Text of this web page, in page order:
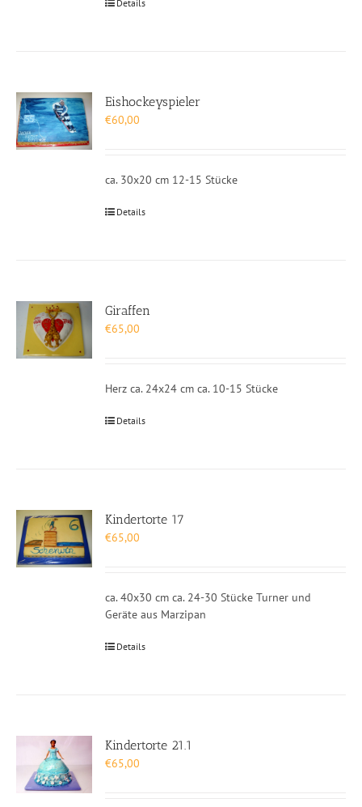
Details
Eishockeyspieler
€60,00
ca. 30x20 cm 12-15 Stücke
Details
Giraffen
€65,00
Herz ca. 24x24 cm ca. 10-15 Stücke
Details
Kindertorte 17
€65,00
ca. 40x30 cm ca. 24-30 Stücke Turner und
Geräte aus Marzipan
Details
Kindertorte 21.1
€65,00